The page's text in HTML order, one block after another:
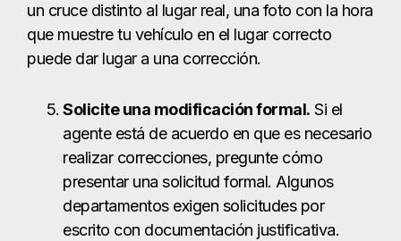
un cruce distinto al lugar real, una foto con la hora
que muestre tu vehículo en el lugar correcto
puede dar lugar a una corrección.
Solicite una modificación formal. Si el
agente está de acuerdo en que es necesario
realizar correcciones, pregunte cómo
presentar una solicitud formal. Algunos
departamentos exigen solicitudes por
escrito con documentación justificativa.